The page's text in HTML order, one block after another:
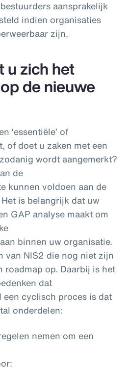
aansprakelijk
indien organisaties
zijn.
u zich het
de nieuwe
‘essentiële’ of
of doet u zaken met een
wordt aangemerkt?
de
kunnen voldoen aan de
is belangrijk dat uw
GAP analyse maakt om
binnen uw organisatie.
van NIS2 die nog niet zijn
roadmap op. Daarbij is het
dat
een cyclisch proces is dat
onderdelen:
nemen om een